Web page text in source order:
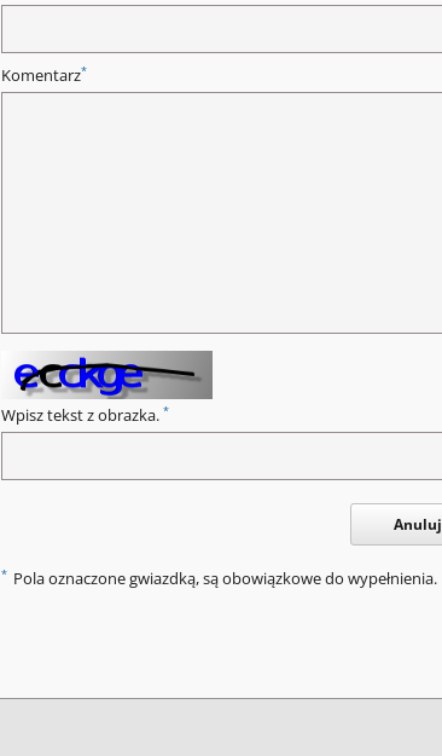
Komentarz*
Wpisz tekst z obrazka. *
Anuluj
* Pola oznaczone gwiazdką, są obowiązkowe do wypełnienia.